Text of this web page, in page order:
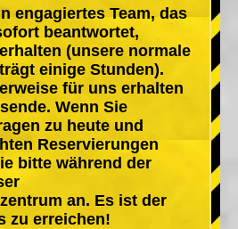
engagiertes Team, das
beantwortet,
(unsere normale
einige Stunden).
für uns erhalten
Wenn Sie
zu heute und
Reservierungen
bitte während der
an. Es ist der
zu erreichen!